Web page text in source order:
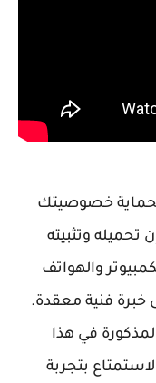
لحماية خصوصيتك
تحميله وتثبيته
والهواتف
خبرة فنية معقدة.
في هذا
بتجربة